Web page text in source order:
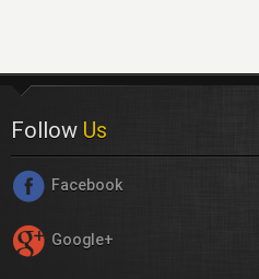
Follow Us
Facebook
Google+